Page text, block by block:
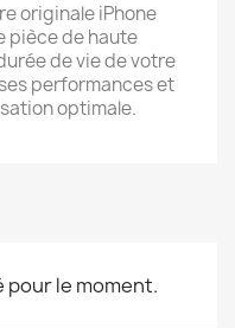
originale iPhone
pièce de haute
de vie de votre
performances et
optimale.
pour le moment.